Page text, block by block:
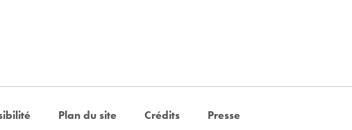
Plan du site Crédits Presse